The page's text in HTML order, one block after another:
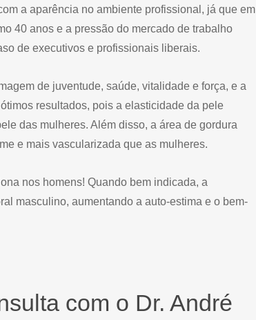
a aparência no ambiente profissional, já que em
40 anos e a pressão do mercado de trabalho
de executivos e profissionais liberais.
de juventude, saúde, vitalidade e força, e a
resultados, pois a elasticidade da pele
das mulheres. Além disso, a área de gordura
e mais vascularizada que as mulheres.
nos homens! Quando bem indicada, a
masculino, aumentando a auto-estima e o bem-
com o Dr. André